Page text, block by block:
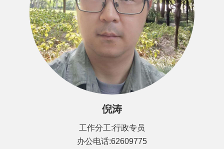
倪涛
工作分工:行政专员
办公电话:62609775